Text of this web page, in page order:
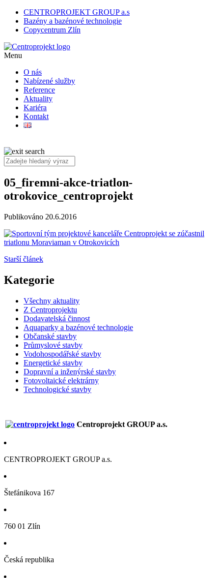
CENTROPROJEKT GROUP a.s
Bazény a bazénové technologie
Copycentrum Zlín
Menu
O nás
Nabízené služby
Reference
Aktuality
Kariéra
Kontakt
05_firemni-akce-triatlon-
otrokovice_centroprojekt
Publikováno 20.6.2016
Starší článek
Kategorie
Všechny aktuality
Z Centroprojektu
Dodavatelská činnost
Aquaparky a bazénové technologie
Občanské stavby
Průmyslové stavby
Vodohospodářské stavby
Energetické stavby
Dopravní a inženýrské stavby
Fotovoltaické elektrárny
Technologické stavby
Centroprojekt GROUP a.s.
CENTROPROJEKT GROUP a.s.
Štefánikova 167
760 01 Zlín
Česká republika